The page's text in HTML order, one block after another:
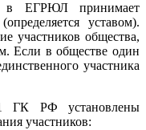
в ЕГРЮЛ принимает
уставом).
участников общества,
Если в обществе один
участника
ГК РФ установлены
участников: